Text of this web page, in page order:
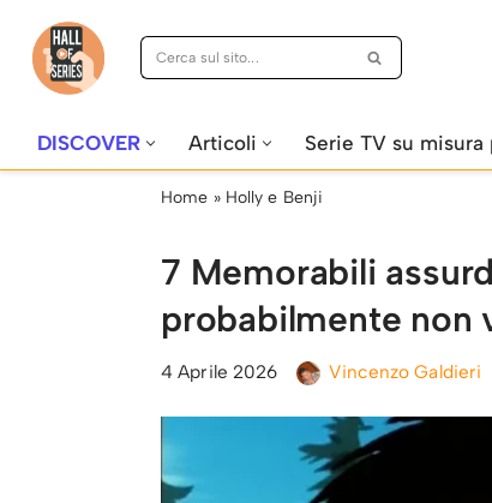
Vai
DISCOVER Articoli Serie TV su misura
Home » Holly e Benji
7 Memorabili
probabilmente non
4 Aprile 2026 Vincenzo Galdieri